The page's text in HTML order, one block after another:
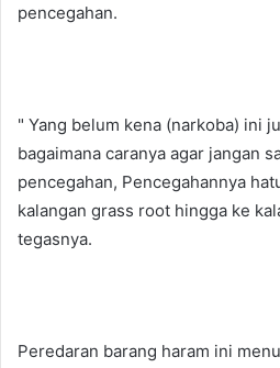
pencegahan.
" Yang belum kena (narkoba) ini
bagaimana caranya agar jangan
pencegahan, Pencegahannya
kalangan grass root hingga ke
tegasnya.
Peredaran barang haram ini